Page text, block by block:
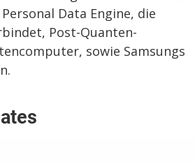
Data Engine, die
Post-Quanten-
sowie Samsungs